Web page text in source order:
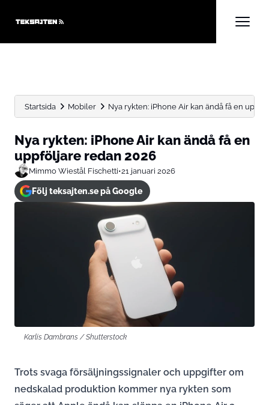
Startsida Mobiler Nya rykten: iPhone Air kan ändå få en
Nya rykten: iPhone Air kan ändå få en
uppföljare redan 2026
Mimmo Wiestål Fischetti•21 januari 2026
Följ teksajten.se på Google
Karlis Dambrans / Shutterstock
Trots svaga försäljningssignaler och uppgifter om
nedskalad produktion kommer nya rykten som